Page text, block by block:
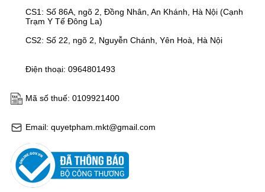
Email: quyetpham.mkt@gmail.com
Mã số thuế: 0109921400
Điện thoại: 0964801493
CS1: Số 86A, ngõ 2, Đồng Nhân, An Khánh, Hà Nội (Cạnh
Trạm Y Tế Đông La)
CS2: Số 22, ngõ 2, Nguyễn Chánh, Yên Hoà, Hà Nội